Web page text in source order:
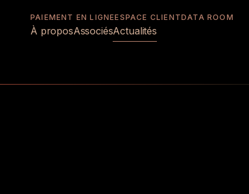
PAIEMENT EN LIGNEESPACE CLIENTDATA ROOM
À proposAssociésActualités